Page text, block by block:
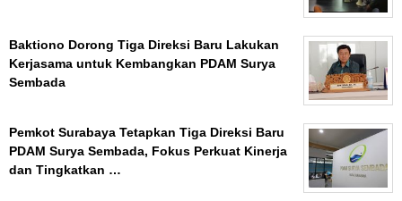
Baktiono Dorong Tiga Direksi Baru Lakukan
Kerjasama untuk Kembangkan PDAM Surya
Sembada
Pemkot Surabaya Tetapkan Tiga Direksi Baru
PDAM Surya Sembada, Fokus Perkuat Kinerja
dan Tingkatkan …